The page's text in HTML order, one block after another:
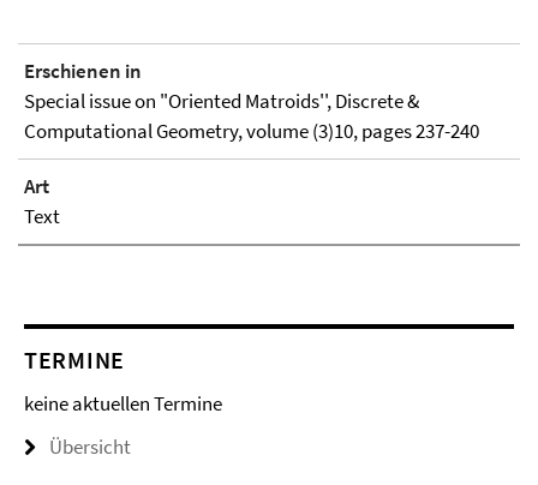
Erschienen in
Special issue on "Oriented Matroids'', Discrete &
Computational Geometry, volume (3)10, pages 237-240
Art
Text
TERMINE
keine aktuellen Termine
Übersicht